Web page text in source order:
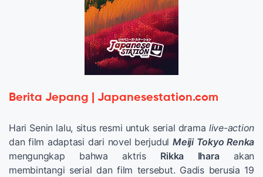
Berita Jepang | Japanesestation.com
Hari Senin lalu, situs resmi untuk serial drama live-action
dan film adaptasi dari novel berjudulMeiji Tokyo Renka
mengungkap bahwa aktris Rikka Iharaakan
membintangi serial dan film tersebut. Gadis berusia 19